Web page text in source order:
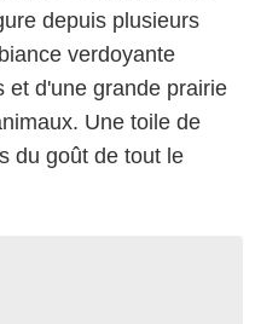
depuis plusieurs
verdoyante
et d'une grande prairie
Une toile de
du goût de tout le